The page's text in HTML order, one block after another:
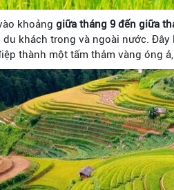
khoảng giữa tháng 9 đến giữa
du khách trong và ngoài nước.
thành một tấm thảm vàng óng